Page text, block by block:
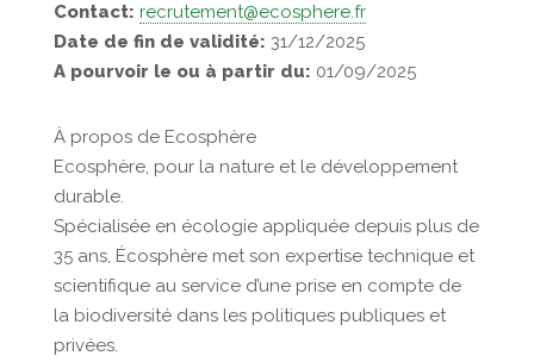
Contact: recrutement@ecosphere.fr
Date de fin de validité: 31/12/2025
A pourvoir le ou à partir du: 01/09/2025
À propos de Ecosphère
Ecosphère, pour la nature et le développement
durable.
Spécialisée en écologie appliquée depuis plus de
35 ans, Écosphère met son expertise technique et
scientifique au service d’une prise en compte de
la biodiversité dans les politiques publiques et
privées.